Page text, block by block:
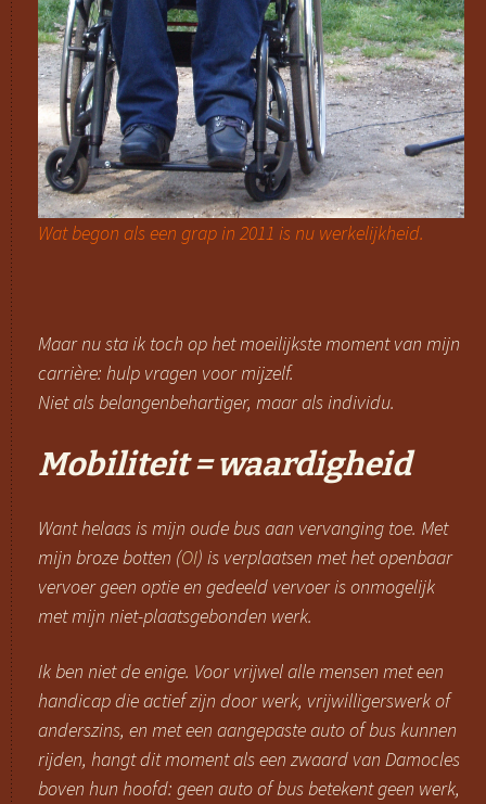
Wat begon als een grap in 2011 is nu werkelijkheid.
Maar nu sta ik toch op het moeilijkste moment van mijn
carrière: hulp vragen voor mijzelf.
Niet als belangenbehartiger, maar als individu.
Mobiliteit = waardigheid
Want helaas is mijn oude bus aan vervanging toe. Met
mijn broze botten (OI) is verplaatsen met het openbaar
vervoer geen optie en gedeeld vervoer is onmogelijk
met mijn niet-plaatsgebonden werk.
Ik ben niet de enige. Voor vrijwel alle mensen met een
handicap die actief zijn door werk, vrijwilligerswerk of
anderszins, en met een aangepaste auto of bus kunnen
rijden, hangt dit moment als een zwaard van Damocles
boven hun hoofd: geen auto of bus betekent geen werk,